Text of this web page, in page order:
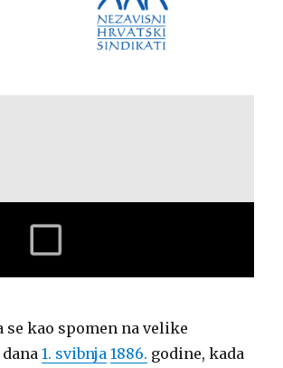
se kao spomen na velike
dana 1. svibnja 1886. godine, kada